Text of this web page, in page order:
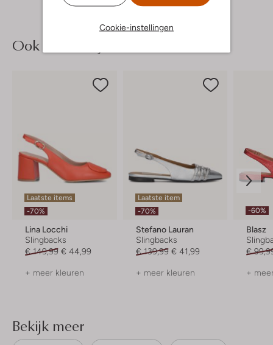
Cookie-instellingen
Ook iets voor jou?
Laatste items
-70%
Lina Locchi
Slingbacks
€ 149,99 € 44,99
+ meer kleuren
Laatste item
-70%
Stefano Lauran
Slingbacks
€ 139,99 € 41,99
+ meer kleuren
-60%
Blasz
€
+
Bekijk meer